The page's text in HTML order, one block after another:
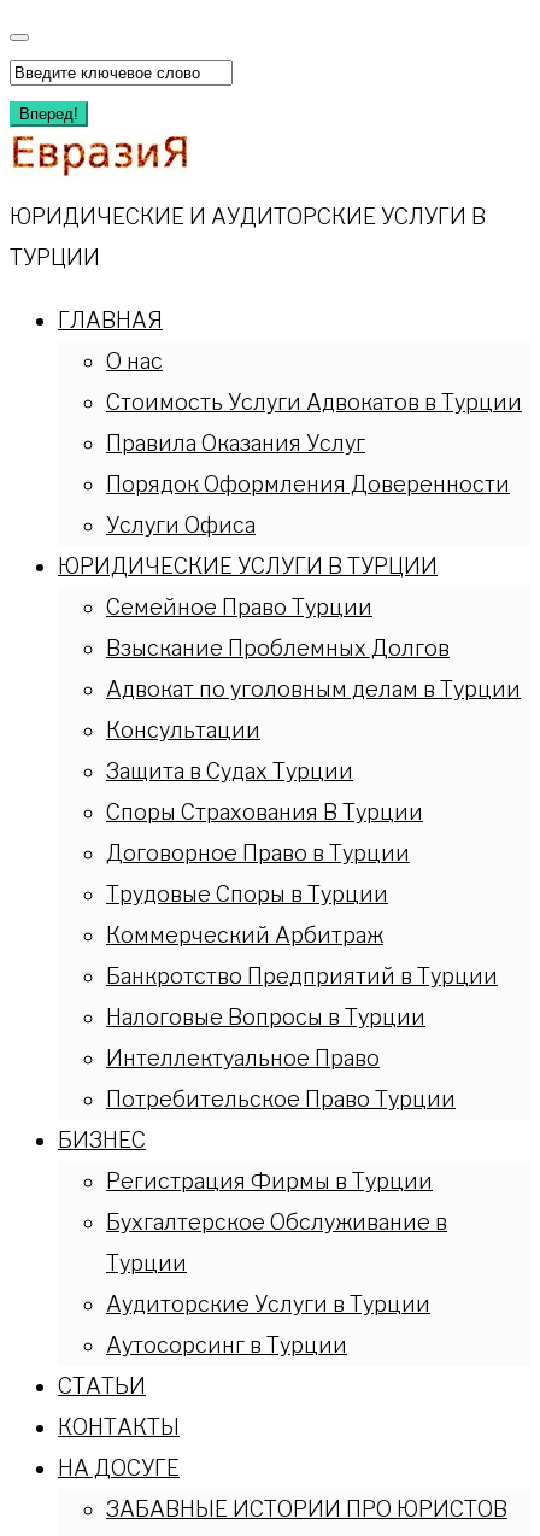
Перейти
к
содержимому
Искать:
Вперед!
ЮРИДИЧЕСКИЕ И АУДИТОРСКИЕ УСЛУГИ В
ТУРЦИИ
ГЛАВНАЯ
О нас
Стоимость Услуги Адвокатов в Турции
Правила Оказания Услуг
Порядок Оформления Доверенности
Услуги Офиса
ЮРИДИЧЕСКИЕ УСЛУГИ В ТУРЦИИ
Семейное Право Турции
Взыскание Проблемных Долгов
Адвокат по уголовным делам в Турции
Консультации
Защита в Судах Турции
Споры Страхования В Турции
Договорное Право в Турции
Трудовые Споры в Турции
Коммерческий Арбитраж
Банкротство Предприятий в Турции
Налоговые Вопросы в Турции
Интеллектуальное Право
Потребительское Право Турции
БИЗНЕС
Регистрация Фирмы в Турции
Бухгалтерское Обслуживание в
Турции
Аудиторские Услуги в Турции
Аутосорсинг в Турции
СТАТЬИ
КОНТАКТЫ
НА ДОСУГЕ
ЗАБАВНЫЕ ИСТОРИИ ПРО ЮРИСТОВ